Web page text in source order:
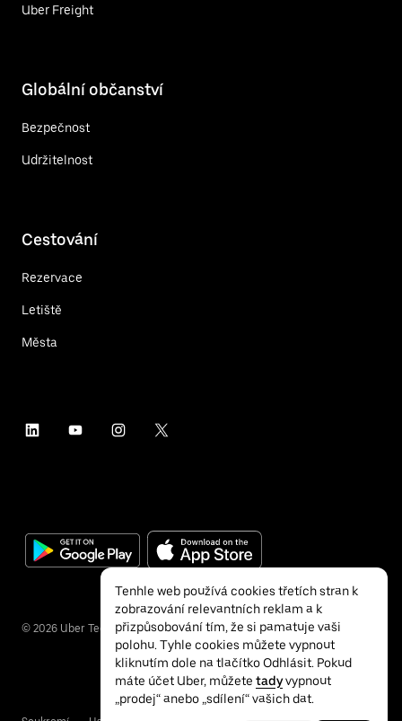
Uber Freight
Globální občanství
Bezpečnost
Udržitelnost
Cestování
Rezervace
Letiště
Města
© 2026 Uber Technologies Inc.
Tenhle web používá cookies třetích stran k
zobrazování relevantních reklam a k
přizpůsobování tím, že si pamatuje vaši
polohu. Tyhle cookies můžete vypnout
kliknutím dole na tlačítko Odhlásit. Pokud
máte účet Uber, můžete tadyvypnout
„prodej“ anebo „sdílení“ vašich dat.